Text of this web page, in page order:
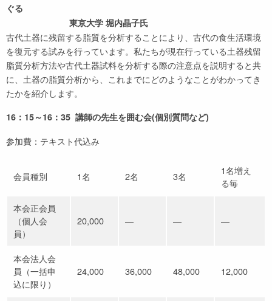
ぐる
東京大学 堀内晶子氏
古代土器に残留する脂質を分析することにより、古代の食生活環境
を復元する試みを行っています。私たちが現在行っている土器残留
脂質分析方法や古代土器試料を分析する際の注意点を説明すると共
に、土器の脂質分析から、これまでにどのようなことがわかってき
たかを紹介します。
16：15～16：35 講師の先生を囲む会(個別質問など)
参加費：テキスト代込み
会員種別 1名 2名 3名
1名増え
る毎
本会正会員
（個人会
員）
20,000 ― ― ―
本会法人会
員（一括申
込に限り）
24,000 36,000 48,000 12,000